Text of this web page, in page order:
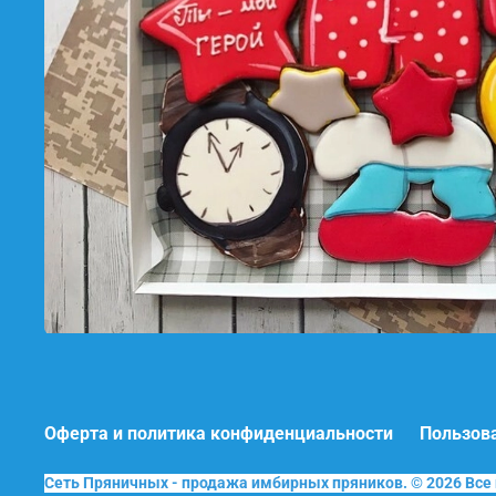
Оферта и политика конфиденциальности
Сеть Пряничных - продажа имбирных пряников. © 2026